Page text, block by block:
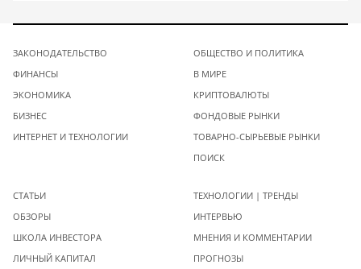
ЗАКОНОДАТЕЛЬСТВО
ФИНАНСЫ
ЭКОНОМИКА
БИЗНЕС
ИНТЕРНЕТ И ТЕХНОЛОГИИ
ОБЩЕСТВО И ПОЛИТИКА
В МИРЕ
КРИПТОВАЛЮТЫ
ФОНДОВЫЕ РЫНКИ
ТОВАРНО-СЫРЬЕВЫЕ РЫНКИ
ПОИСК
СТАТЬИ
ОБЗОРЫ
ШКОЛА ИНВЕСТОРА
ЛИЧНЫЙ КАПИТАЛ
ТЕХНОЛОГИИ | ТРЕНДЫ
ИНТЕРВЬЮ
МНЕНИЯ И КОММЕНТАРИИ
ПРОГНОЗЫ